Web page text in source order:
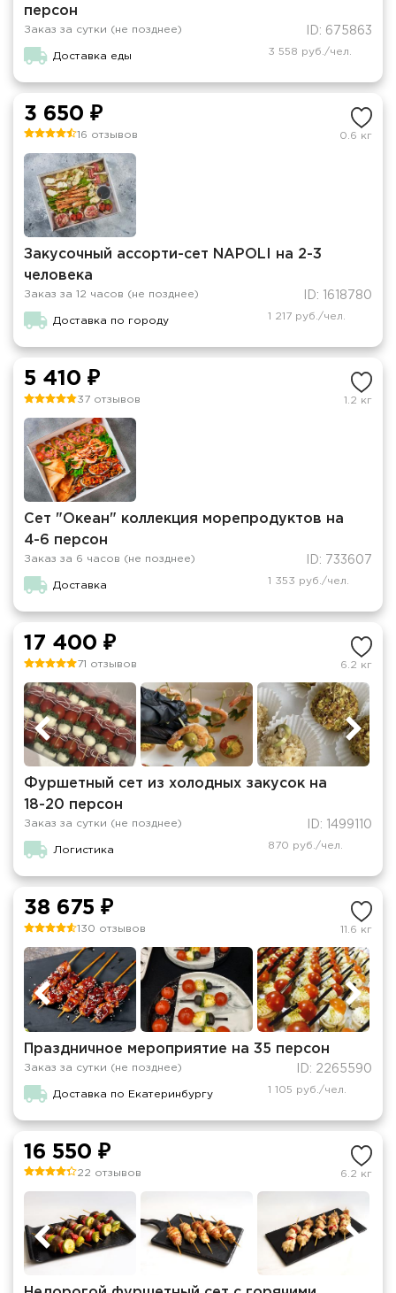
персон
Заказ за сутки (не позднее) ID: 675863
Доставка еды 3 558 руб./чел.
3 650 ₽
16 отзывов 0.6 кг
Закусочный ассорти-сет NAPOLI на 2-3
человека
Заказ за 12 часов (не позднее) ID: 1618780
Доставка по городу 1 217 руб./чел.
5 410 ₽
37 отзывов 1.2 кг
Сет "Океан" коллекция морепродуктов на
4-6 персон
Заказ за 6 часов (не позднее) ID: 733607
Доставка 1 353 руб./чел.
17 400 ₽
71 отзывов 6.2 кг
Фуршетный сет из холодных закусок на
18-20 персон
Заказ за сутки (не позднее) ID: 1499110
Логистика 870 руб./чел.
38 675 ₽
130 отзывов 11.6 кг
Праздничное мероприятие на 35 персон
Заказ за сутки (не позднее) ID: 2265590
Доставка по Екатеринбургу 1 105 руб./чел.
16 550 ₽
22 отзывов 6.2 кг